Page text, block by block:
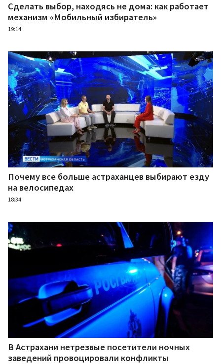
Сделать выбор, находясь не дома: как работает
механизм «Мобильный избиратель»
19:14
Почему все больше астраханцев выбирают езду
на велосипедах
18:34
В Астрахани нетрезвые посетители ночных
заведений провоцировали конфликты